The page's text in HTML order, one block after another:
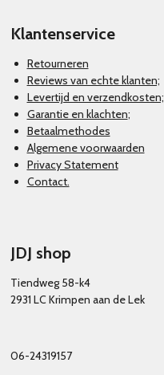
Klantenservice
Retourneren
Reviews van echte klanten;
Levertijd en verzendkosten;
Garantie en klachten;
Betaalmethodes
Algemene voorwaarden
Privacy Statement
Contact.
JDJ shop
Tiendweg 58-k4
2931 LC Krimpen aan de Lek
06-24319157